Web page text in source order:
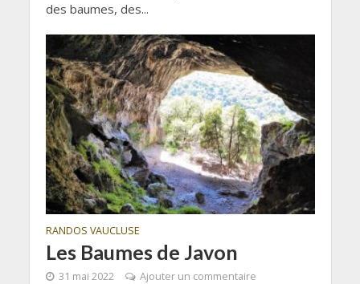
des baumes, des...
RANDOS VAUCLUSE
Les Baumes de Javon
31 mai 2022 Ajouter un commentaire